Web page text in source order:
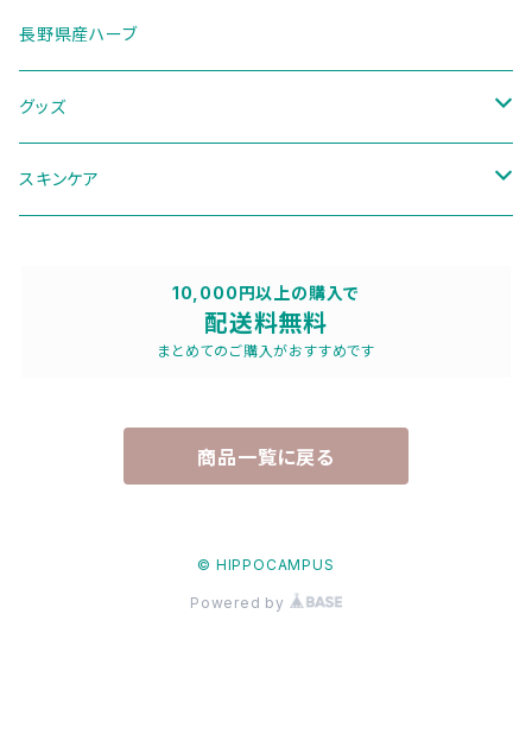
セット
二十四節気ブレンド
季節のブレンド
長野県産ハーブ
グッズ
ディフューザー
スキンケア
10,000円以上の購入で
配送料無料
まとめてのご購入がおすすめです
商品一覧に戻る
© HIPPOCAMPUS
Powered by